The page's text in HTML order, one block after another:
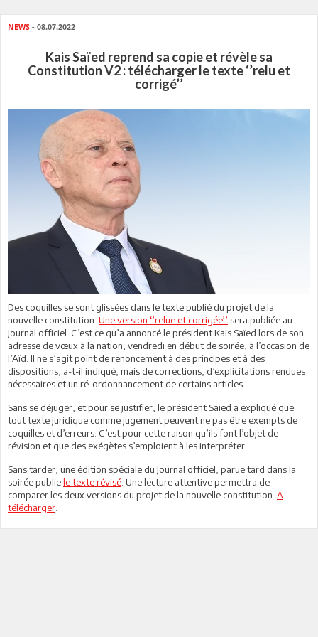
NEWS - 08.07.2022
Kais Saïed reprend sa copie et révèle sa
Constitution V2 : télécharger le texte ‘’relu et
corrigé’’
Des coquilles se sont glissées dans le texte publié du projet de la
nouvelle constitution. Une version ‘’relue et corrigée’’ sera publiée au
Journal officiel. C’est ce qu’a annoncé le président Kais Saïed lors de son
adresse de vœux à la nation, vendredi en début de soirée, à l’occasion de
l’Aïd. Il ne s’agit point de renoncement à des principes et à des
dispositions, a-t-il indiqué, mais de corrections, d’explicitations rendues
nécessaires et un ré-ordonnancement de certains articles.
Sans se déjuger, et pour se justifier, le président Saïed a expliqué que
tout texte juridique comme jugement peuvent ne pas être exempts de
coquilles et d’erreurs. C’est pour cette raison qu’ils font l’objet de
révision et que des exégètes s’emploient à les interpréter.
Sans tarder, une édition spéciale du Journal officiel, parue tard dans la
soirée publiele texte révisé . Une lecture attentive permettra de
comparer les deux versions du projet de la nouvelle constitution. A
télécharger